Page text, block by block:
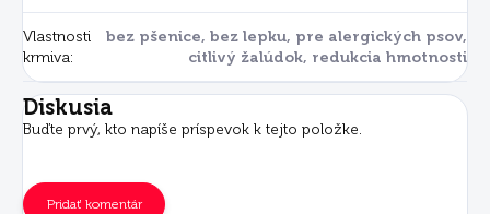
Vlastnosti
krmiva:
bez pšenice, bez lepku, pre alergických psov,
citlivý žalúdok, redukcia hmotnosti
Diskusia
Buďte prvý, kto napíše príspevok k tejto položke.
Pridať komentár